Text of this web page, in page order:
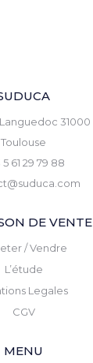
31000
Toulouse
5 61 29 79 88
DE VENTE
/ Vendre
L’étude
Legales
CGV
MENU